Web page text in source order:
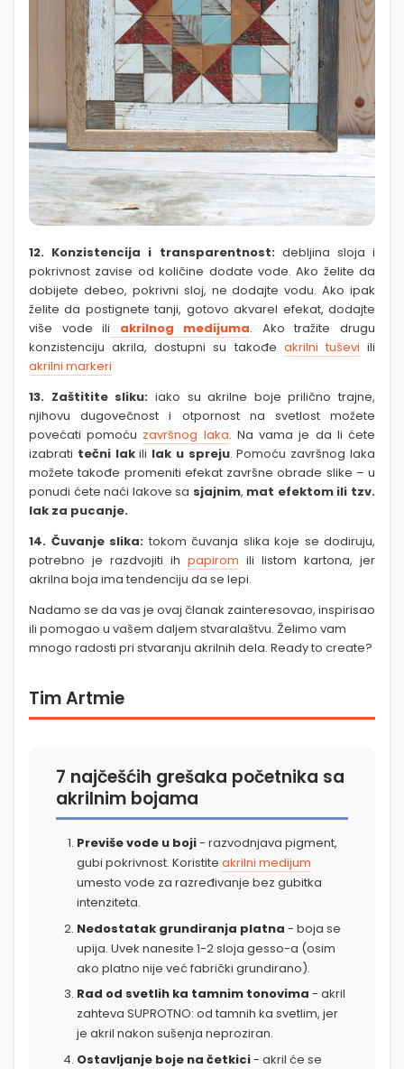
12. Konzistencija i transparentnost:debljina sloja i
pokrivnost zavise od količine dodate vode. Ako želite da
dobijete debeo, pokrivni sloj, ne dodajte vodu. Ako ipak
želite da postignete tanji, gotovo akvarel efekat, dodajte
više vode ili akrilnog medijuma. Ako tražite drugu
konzistenciju akrila, dostupni su takođe akrilni tuševi ili
akrilni markeri
13. Zaštitite sliku: iako su akrilne boje prilično trajne,
njihovu dugovečnost i otpornost na svetlost možete
povećati pomoću završnog laka. Na vama je da li ćete
izabrati tečni lakili lak u spreju. Pomoću završnog laka
možete takođe promeniti efekat završne obrade slike – u
ponudi ćete naći lakove sa sjajnim, mat efektom ili tzv.
lak za pucanje.
14. Čuvanje slika: tokom čuvanja slika koje se dodiruju,
potrebno je razdvojiti ih papirom ili listom kartona, jer
akrilna boja ima tendenciju da se lepi.
Nadamo se da vas je ovaj članak zainteresovao, inspirisao
ili pomogao u vašem daljem stvaralaštvu. Želimo vam
mnogo radosti pri stvaranju akrilnih dela. Ready to create?
Tim Artmie
7 najčešćih grešaka početnika sa
akrilnim bojama
Previše vode u boji- razvodnjava pigment,
gubi pokrivnost. Koristite akrilni medijum
umesto vode za razređivanje bez gubitka
intenziteta.
Nedostatak grundiranja platna - boja se
upija. Uvek nanesite 1-2 sloja gesso-a (osim
ako platno nije već fabrički grundirano).
Rad od svetlih ka tamnim tonovima - akril
zahteva SUPROTNO: od tamnih ka svetlim, jer
je akril nakon sušenja neproziran.
Ostavljanje boje na četkici- akril će se